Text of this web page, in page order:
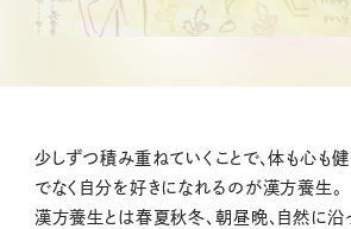
少しずつ積み重ねていくことで、体も心も
でなく自分を好きになれるのが漢方養生。
漢方養生とは春夏秋冬、朝昼晩、自然に沿